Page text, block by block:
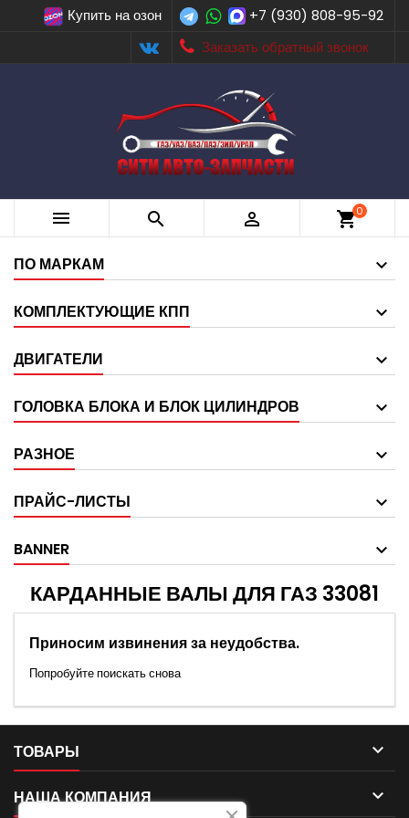
Купить на озон
+7 (930) 808-95-92
Заказать обратный звонок
   shopping_cart0
ПО МАРКАМ
КОМПЛЕКТУЮЩИЕ КПП
ДВИГАТЕЛИ
ГОЛОВКА БЛОКА И БЛОК ЦИЛИНДРОВ
РАЗНОЕ
ПРАЙС-ЛИСТЫ
BANNER
КАРДАННЫЕ ВАЛЫ ДЛЯ ГАЗ 33081
Приносим извинения за неудобства.
Попробуйте поискать снова
ТОВАРЫ 
НАША КОМПАНИЯ 